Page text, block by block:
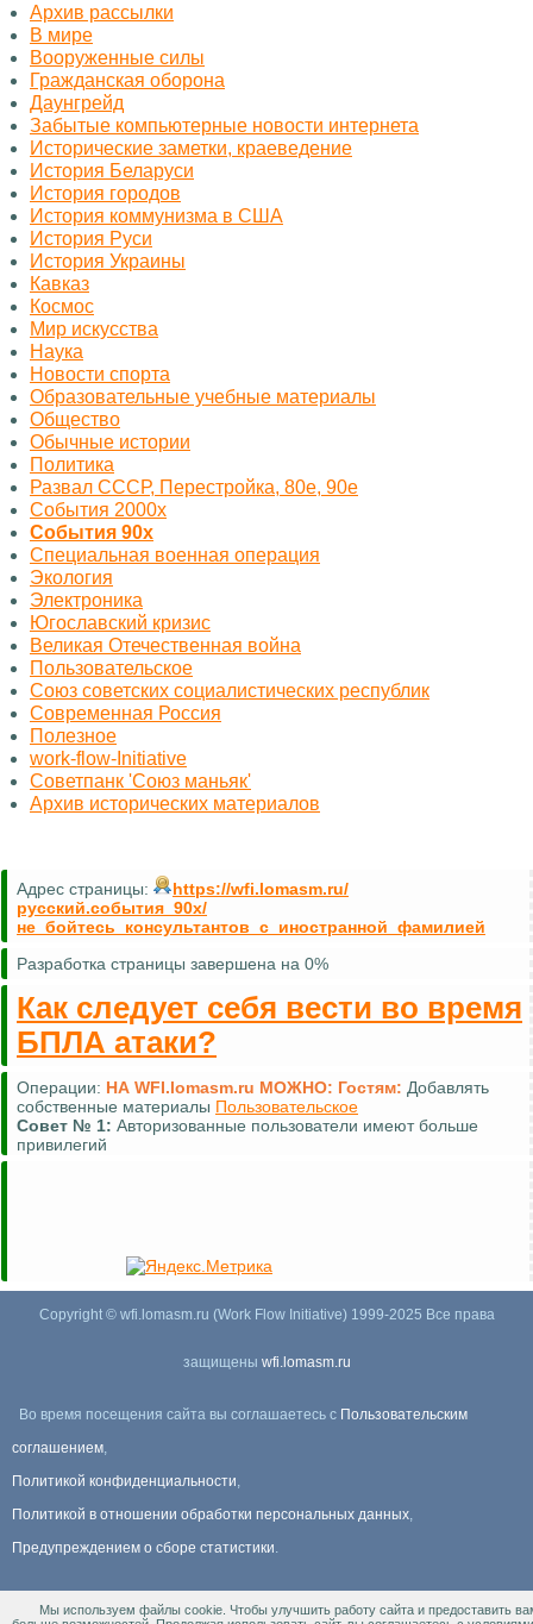
Архив рассылки
В мире
Вооруженные силы
Гражданская оборона
Даунгрейд
Забытые компьютерные новости интернета
Исторические заметки, краеведение
История Беларуси
История городов
История коммунизма в США
История Руси
История Украины
Кавказ
Космос
Миp искусства
Наука
Новости спорта
Образовательные учебные материалы
Общество
Обычные истории
Политика
Развал СССР, Перестройка, 80е, 90е
События 2000х
События 90х
Специальная военная операция
Экология
Электроника
Югославский кризис
Великая Отечественная война
Пользовательское
Союз советских социалистических республик
Современная Россия
Полезное
work-flow-Initiative
Советпанк 'Союз маньяк'
Архив исторических материалов
Адрес страницы:
https://wfi.lomasm.ru/
русский.события_90х/
не_бойтесь_консультантов_с_иностранной_фамилией
Разработка страницы завершена на 0%
Как следует себя вести во время
БПЛА атаки?
Операции: НА WFI.lomasm.ru МОЖНО: Гостям: Добавлять
собственные материалы Пользовательское
Совет № 1: Авторизованные пользователи имеют больше
привилегий
Copyright © wfi.lomasm.ru (Work Flow Initiative) 1999-2025 Все права
защищены wfi.lomasm.ru
Во время посещения сайта вы соглашаетесь с Пользовательским
соглашением
Политикой конфиденциальности
Политикой в отношении обработки персональных данных
Предупреждением о сборе статистики
Информация Для правообладателей.
Мы используем файлы cookie. Чтобы улучшить работу сайта и предоставить